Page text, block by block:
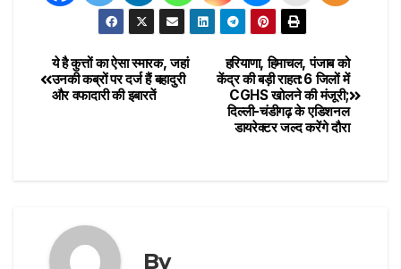
हरियाणा, हिमाचल, पंजाब को
केंद्र की बड़ी राहत:6 जिलों में
CGHS खोलने की मंजूरी;
दिल्ली-चंडीगढ़ के एडिशनल
डायरेक्टर जल्द करेंगे दौरा
ये है कुत्तों का ऐसा स्मारक, जहां
उनकी कब्रों पर दर्ज हैं बहादुरी
और वफादारी की इबारतें
By